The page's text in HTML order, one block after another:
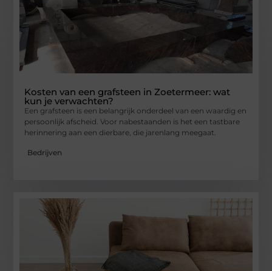
Kosten van een grafsteen in Zoetermeer: wat
kun je verwachten?
Een grafsteen is een belangrijk onderdeel van een waardig en
persoonlijk afscheid. Voor nabestaanden is het een tastbare
herinnering aan een dierbare, die jarenlang meegaat.
Bedrijven